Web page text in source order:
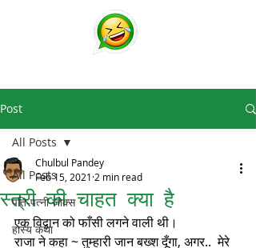
Post
All Posts
पति-पत्नी जोक्स
हास्य कथा
All Posts
स्त्री की चाहत क्या है
Chulbul Pandey
Feb 15, 2021 2 min read
एक विद्वान को फाँसी लगने वाली थी।
राजा ने कहा ~ तुम्हारी जान बख्श दूँगा, अगर..  मेरे